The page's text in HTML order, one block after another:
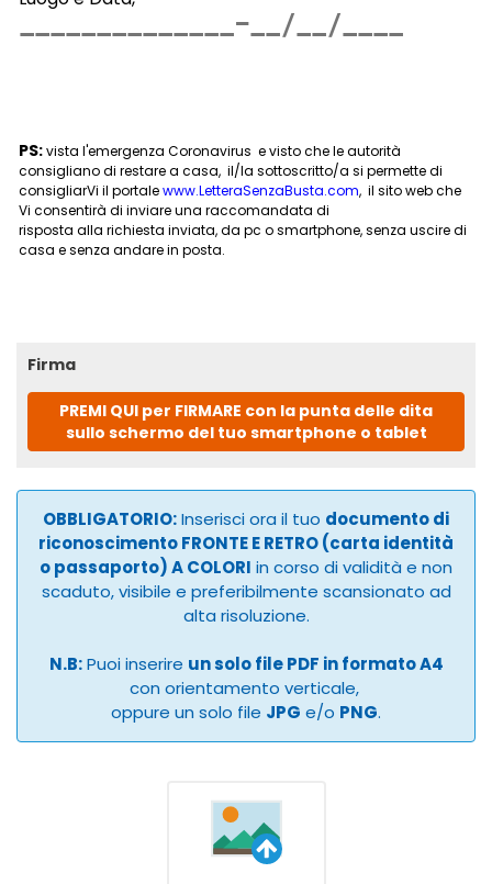
PS:vista l'emergenza Coronavirus e visto che le autorità
consigliano di restare a casa, il/la sottoscritto/a si permette di
consigliarVi il portalewww.LetteraSenzaBusta.com, il sito web che
Vi consentirà di inviare una raccomandata di
risposta alla richiesta inviata, da pc o smartphone, senza uscire di
casa e senza andare in posta.
Firma
PREMI QUI per FIRMARE con la punta delle dita
sullo schermo del tuo smartphone o tablet
OBBLIGATORIO:Inserisci ora il tuo documento di
riconoscimento FRONTE E RETRO (carta identità
o passaporto) A COLORI in corso di validità e non
scaduto, visibile e preferibilmente scansionato ad
alta risoluzione.
N.B:Puoi inserire un solo file PDF in formato A4
con orientamento verticale,
oppure un solo file JPG e/o PNG.